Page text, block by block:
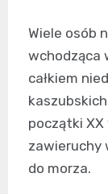
Wiele osób
wchodząca
całkiem
początki
zawieruchy
do morza.